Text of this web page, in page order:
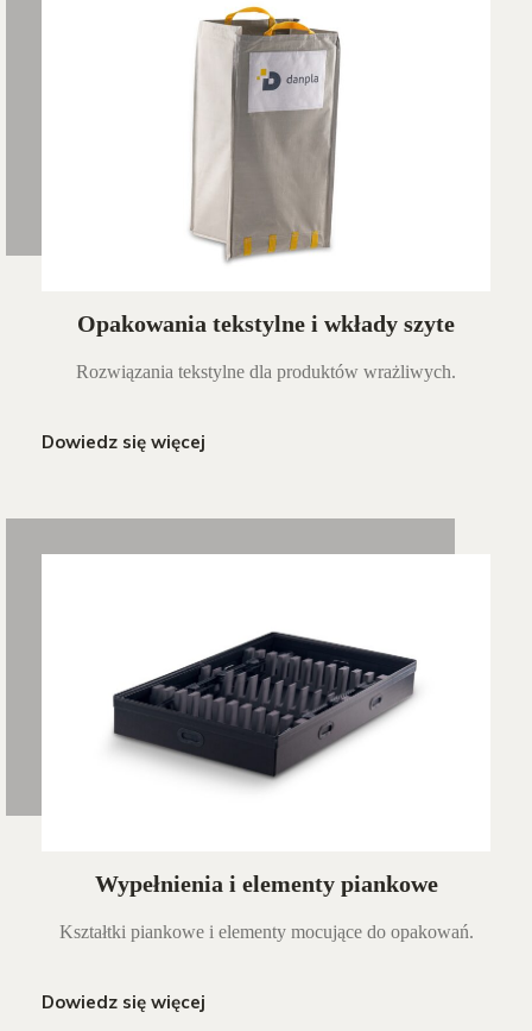
Opakowania tekstylne i wkłady szyte
Rozwiązania tekstylne dla produktów wrażliwych.
Dowiedz się więcej
Wypełnienia i elementy piankowe
Kształtki piankowe i elementy mocujące do opakowań.
Dowiedz się więcej